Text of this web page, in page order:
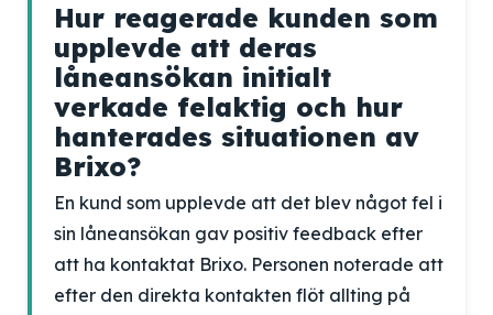
Hur reagerade kunden som
upplevde att deras
låneansökan initialt
verkade felaktig och hur
hanterades situationen av
Brixo?
En kund som upplevde att det blev något fel i
sin låneansökan gav positiv feedback efter
att ha kontaktat Brixo. Personen noterade att
efter den direkta kontakten flöt allting på